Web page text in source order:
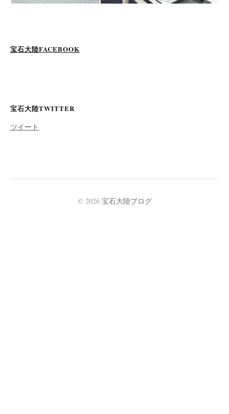
宝石大陸FACEBOOK
宝石大陸TWITTER
ツイート
© 2026 宝石大陸ブログ